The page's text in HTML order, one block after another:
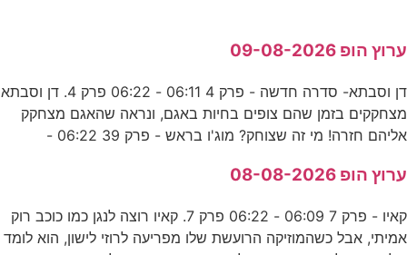
ערוץ הופ 09-08-2026
דן וסבתא- סדרה חדשה - פרק 4 06:11 - 06:22 פרק 4. דן וסבתא
מצחקקים בזמן שהם צופים בחיות באגם, ונראה שהאגם מצחקק
אליהם חזרה! מי זה שצוחק? מוג'ו בראש - פרק 39 06:22 -
ערוץ הופ 08-08-2026
קאיו - פרק 7 06:09 - 06:22 פרק 7. קאיו רוצה לנגן כמו כוכב רוק
אמיתי, אבל כשהמוזיקה הרועשת שלו מפריעה לרוזי לישון, הוא לומד